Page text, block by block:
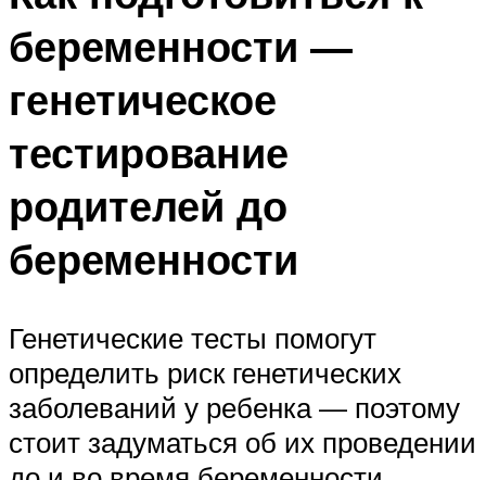
беременности —
генетическое
тестирование
родителей до
беременности
Генетические тесты помогут
определить риск генетических
заболеваний у ребенка — поэтому
стоит задуматься об их проведении